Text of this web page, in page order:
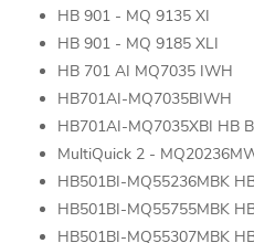
HB 901 - MQ 9135 XI
HB 901 - MQ 9185 XLI
HB 701 AI MQ7035 IWH
HB701AI-MQ7035BIWH
HB701AI-MQ7035XBI HB
MultiQuick 2 -
HB501BI-MQ55236MBK
HB501BI-MQ55755MBK
HB501BI-MQ55307MBK